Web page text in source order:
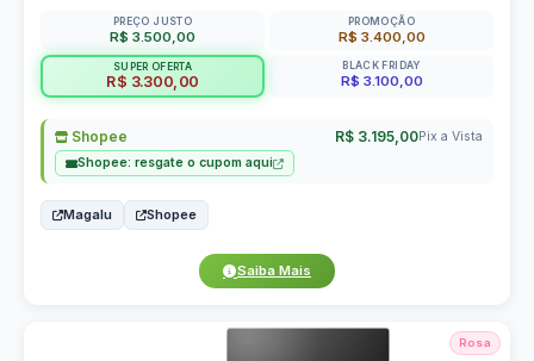
PREÇO JUSTO
R$ 3.500,00
PROMOÇÃO
R$ 3.400,00
SUPER OFERTA
R$ 3.300,00
BLACK FRIDAY
R$ 3.100,00
Shopee R$ 3.195,00Pix a Vista
Shopee: resgate o cupom aqui
Magalu Shopee
Saiba Mais
Rosa